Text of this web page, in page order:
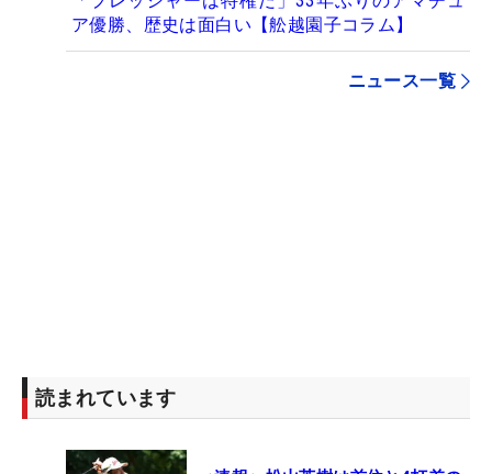
ア優勝、歴史は面白い【舩越園子コラム】
ニュース一覧
読まれています